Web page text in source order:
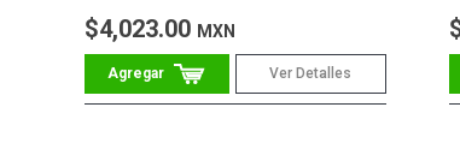
$4,023.00 MXN
Ver Detalles